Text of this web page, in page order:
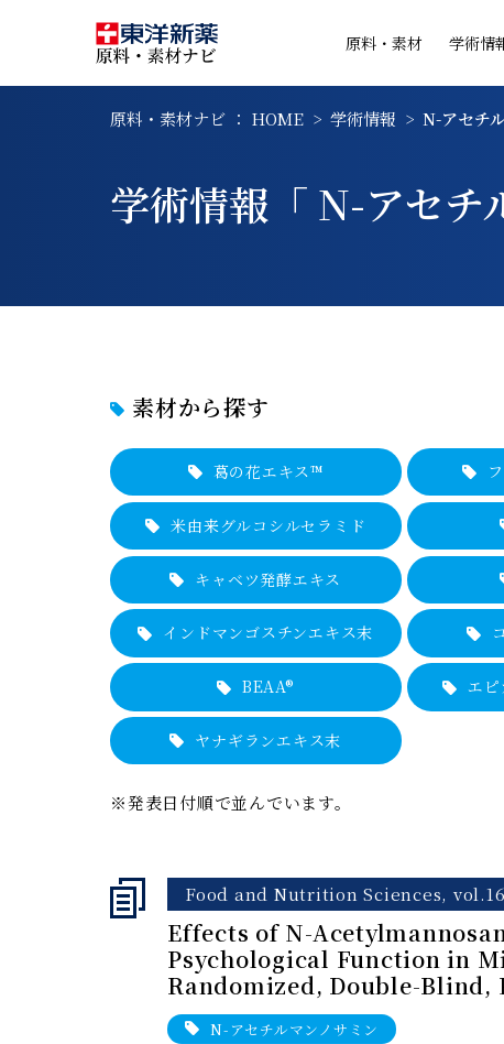
原料・素材 学術情
原料・素材ナビ ： HOME 学術情報 N-アセチ
学術情報「 N-アセチ
素材から探す
葛の花エキス™
米由来グルコシルセラミド
キャベツ発酵エキス
インドマンゴスチンエキス末
BEAA® エピ
ヤナギランエキス末
※発表日付順で並んでいます。
Food and Nutrition Sciences,
Effects of N-
Psychological Function in
Randomized, Double-
N-アセチルマンノサミン